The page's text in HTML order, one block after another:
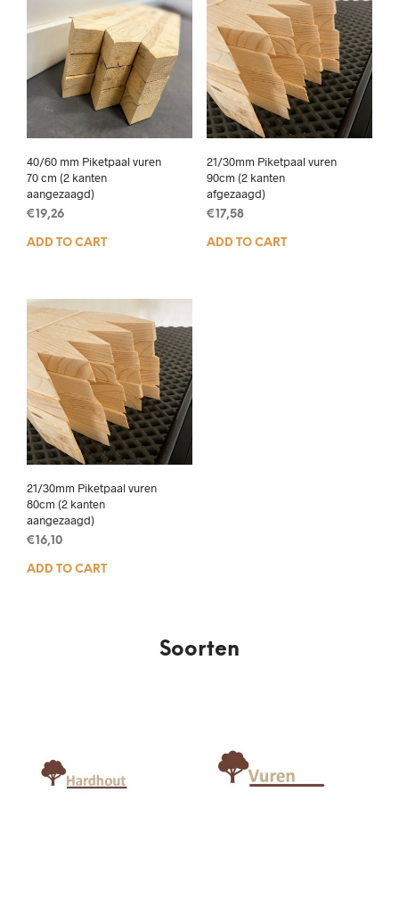
40/60 mm Piketpaal vuren
70 cm (2 kanten
aangezaagd)
€ 19,26
ADD TO CART
21/30mm Piketpaal vuren
90cm (2 kanten
afgezaagd)
€ 17,58
ADD TO CART
21/30mm Piketpaal vuren
80cm (2 kanten
aangezaagd)
€ 16,10
ADD TO CART
Soorten